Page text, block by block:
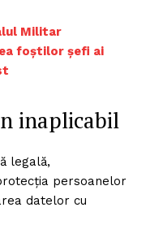
Militar
foștilor șefi ai
inaplicabil
legală,
persoanelor
datelor cu